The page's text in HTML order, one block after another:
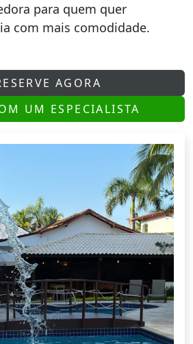
para quem quer
com mais comodidade.
AGORA
UM ESPECIALISTA